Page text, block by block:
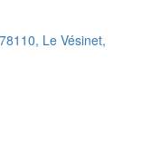
Le Vésinet,